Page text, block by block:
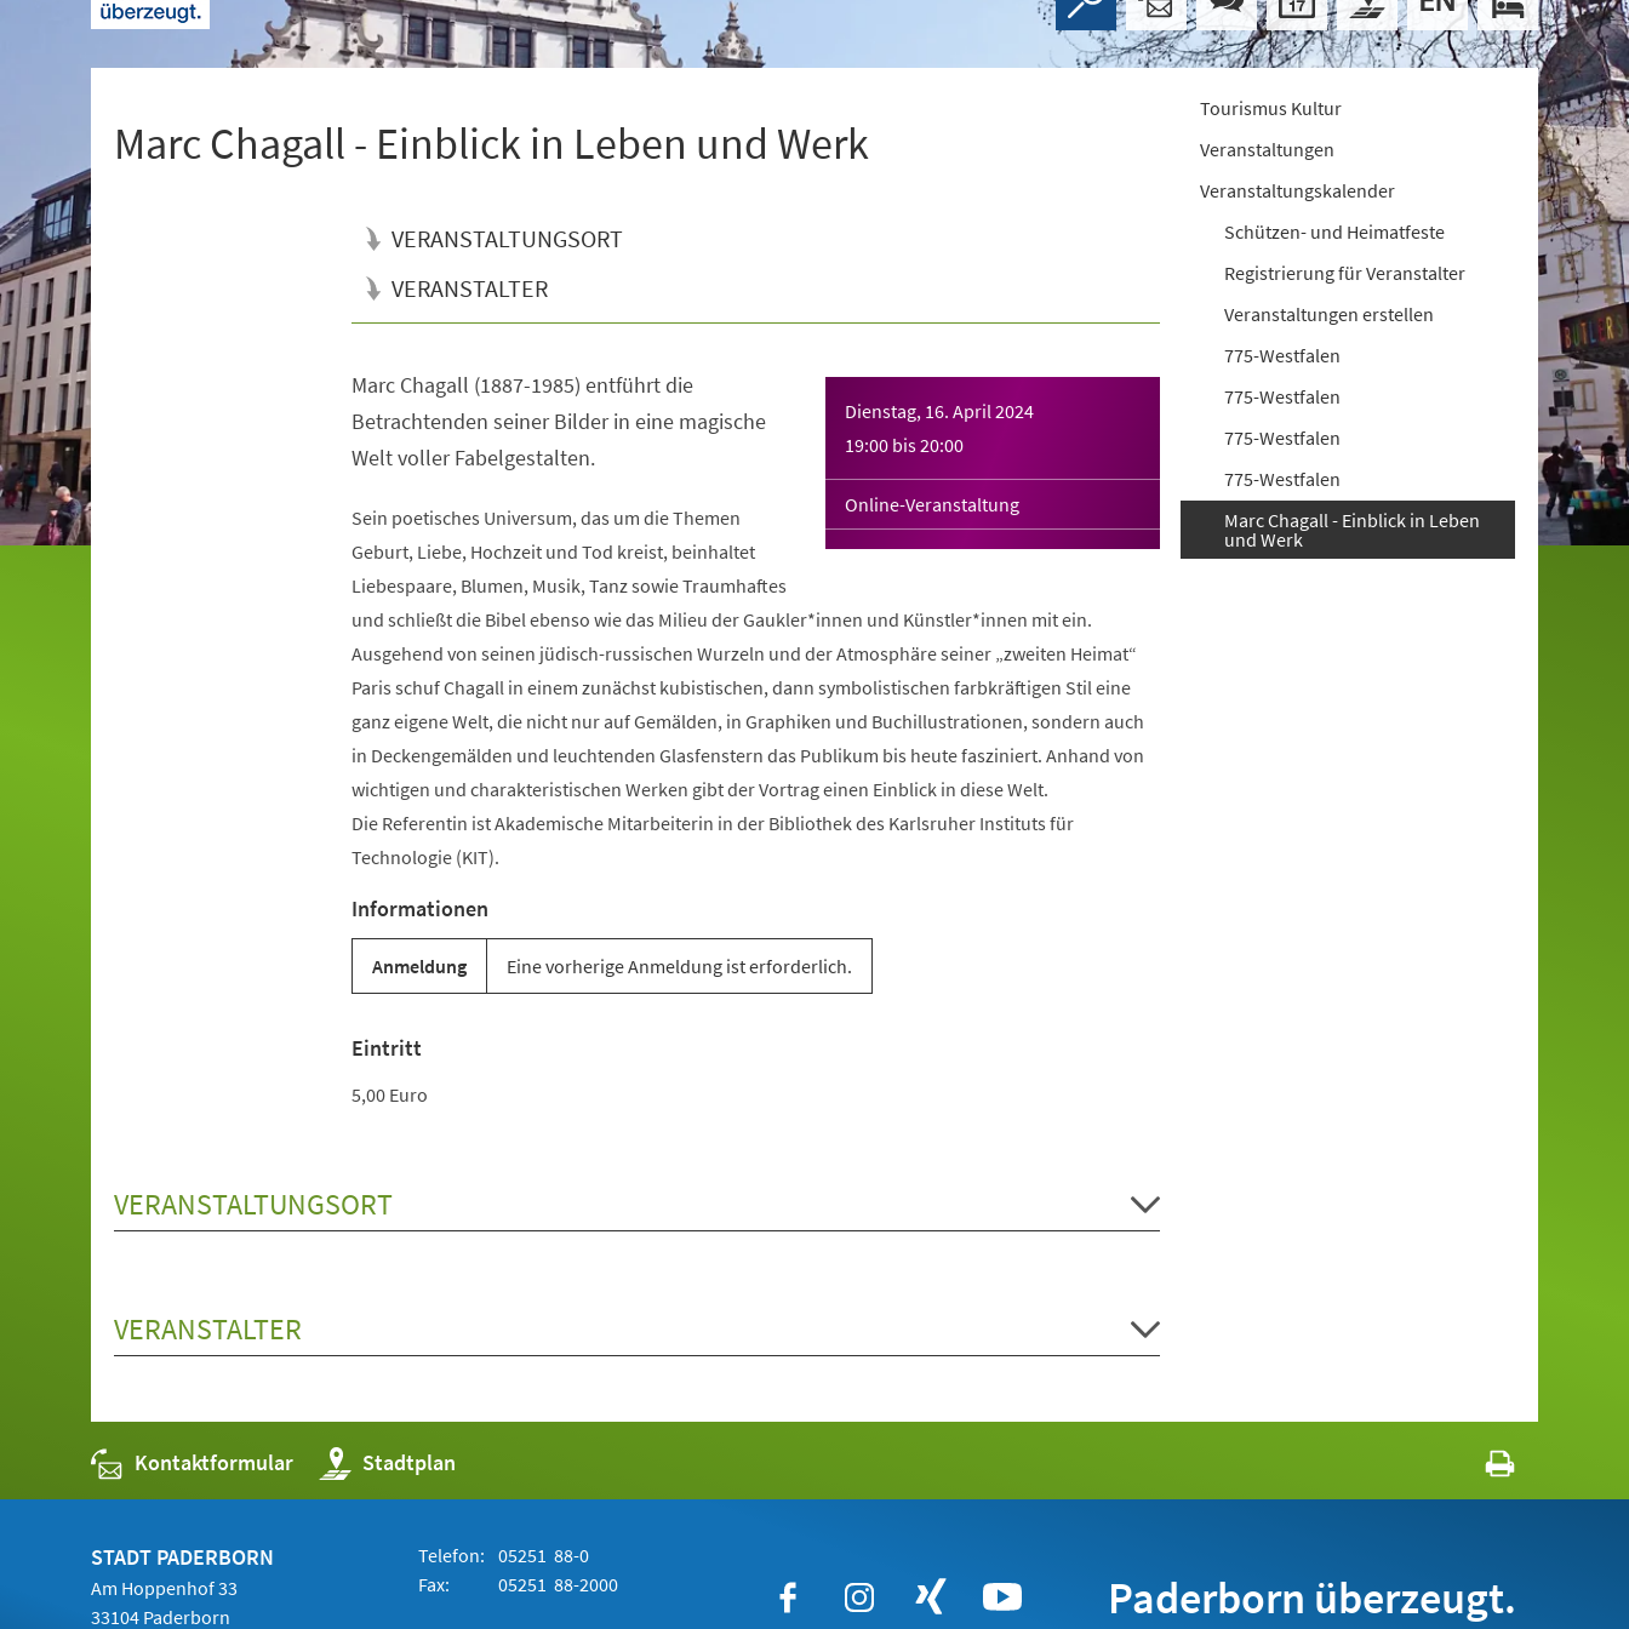
Marc Chagall - Einblick in Leben und Werk
VERANSTALTUNGSORT
VERANSTALTER
Dienstag, 16. April 2024
19:00 bis20:00
Online-Veranstaltung
Marc Chagall (1887-1985) entführt die
Betrachtenden seiner Bilder in eine magische
Welt voller Fabelgestalten.
Sein poetisches Universum, das um die Themen
Geburt, Liebe, Hochzeit und Tod kreist, beinhaltet
Liebespaare, Blumen, Musik, Tanz sowie Traumhaftes
und schließt die Bibel ebenso wie das Milieu der Gaukler*innen und Künstler*innen mit ein.
Ausgehend von seinen jüdisch-russischen Wurzeln und der Atmosphäre seiner „zweiten Heimat“
Paris schuf Chagall in einem zunächst kubistischen, dann symbolistischen farbkräftigen Stil eine
ganz eigene Welt, die nicht nur auf Gemälden, in Graphiken und Buchillustrationen, sondern auch
in Deckengemälden und leuchtenden Glasfenstern das Publikum bis heute fasziniert. Anhand von
wichtigen und charakteristischen Werken gibt der Vortrag einen Einblick in diese Welt.
Die Referentin ist Akademische Mitarbeiterin in der Bibliothek des Karlsruher Instituts für
Technologie (KIT).
Informationen
Anmeldung Eine vorherige Anmeldung ist erforderlich.
Eintritt
5,00 Euro
VERANSTALTUNGSORT
VERANSTALTER
Tourismus Kultur
Veranstaltungen
Veranstaltungskalender
Schützen- und Heimatfeste
Registrierung für Veranstalter
Veranstaltungen erstellen
775-Westfalen
775-Westfalen
775-Westfalen
775-Westfalen
Marc Chagall - Einblick in Leben
und Werk
Kontaktformular Stadtplan
(Öffnet
in
einem
STADT PADERBORN
Am Hoppenhof 33
33104 Paderborn
Telefon: 05251 88-0
Fax:
05251 88-2000 Paderborn überzeugt.